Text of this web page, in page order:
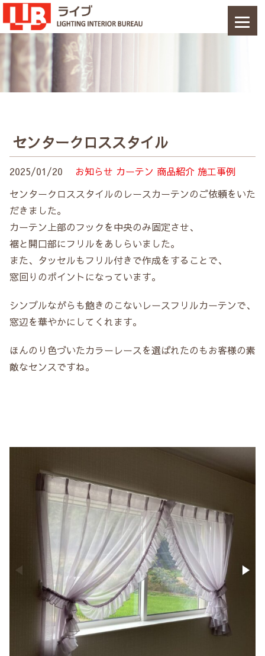
センタークロススタイル
2025/01/20 お知らせ カーテン 商品紹介 施工事例
センタークロススタイルのレースカーテンのご依頼をいた
だきました。
カーテン上部のフックを中央のみ固定させ、
裾と開口部にフリルをあしらいました。
また、タッセルもフリル付きで作成をすることで、
窓回りのポイントになっています。
シンプルながらも飽きのこないレースフリルカーテンで、
窓辺を華やかにしてくれます。
ほんのり色づいたカラーレースを選ばれたのもお客様の素
敵なセンスですね。